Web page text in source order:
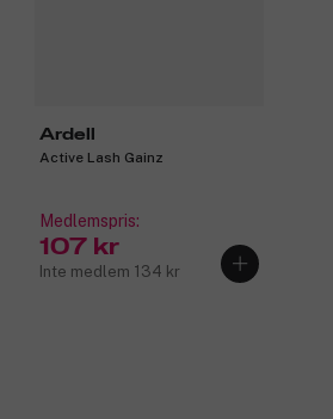
Ardell
Active Lash Gainz
Medlemspris:
107 kr
Inte medlem 134 kr